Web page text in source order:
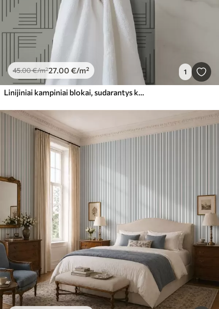
45.00€/m²27.00 €/m² 1
Linijiniai kampiniai blokai, sudarantys kvadratus šiltos pilkos spalvos